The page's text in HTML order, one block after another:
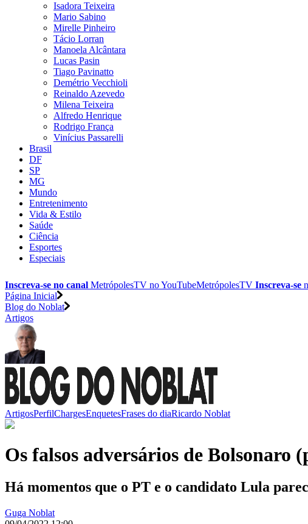
Isadora Teixeira
Mario Sabino
Mirelle Pinheiro
Tácio Lorran
Manoela Alcântara
Lucas Pasin
Tiago Pavinatto
Demétrio Vecchioli
Reinaldo Azevedo
Milena Teixeira
Alfredo Henrique
Rodrigo França
Vinícius Passarelli
Brasil
DF
SP
MG
Mundo
Entretenimento
Vida & Estilo
Saúde
Ciência
Esportes
Especiais
Inscreva-se no canal MetrópolesTV noYouTubeMetrópolesTV Inscreva-se
Página Inicial
Blog do Noblat
Artigos
ArtigosPerfilChargesEnquetesFrases do diaRicardo Noblat
Os falsos adversários de Bolsonaro
Há momentos que o PT e o candidato Lula
Guga Noblat